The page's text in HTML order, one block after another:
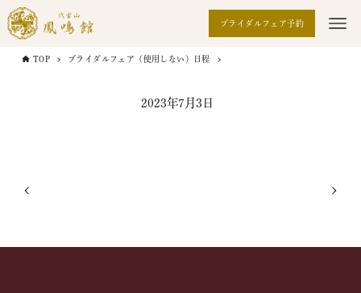
ブライダルフェア予約
TOP ブライダルフェア（使用しない）日程
2023年7月3日